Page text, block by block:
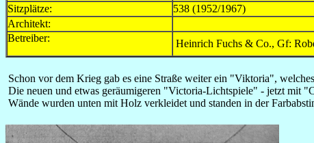
Sitzplätze:
538 (1952/1967)
Architekt:
Betreiber:
Heinrich Fuchs & Co., Gf:
Schon vor dem Krieg gab es eine Straße weiter ein "Viktoria",
Die neuen und etwas geräumigeren "Victoria-Lichtspiele" - jetzt mit
Wände wurden unten mit Holz verkleidet und standen in der